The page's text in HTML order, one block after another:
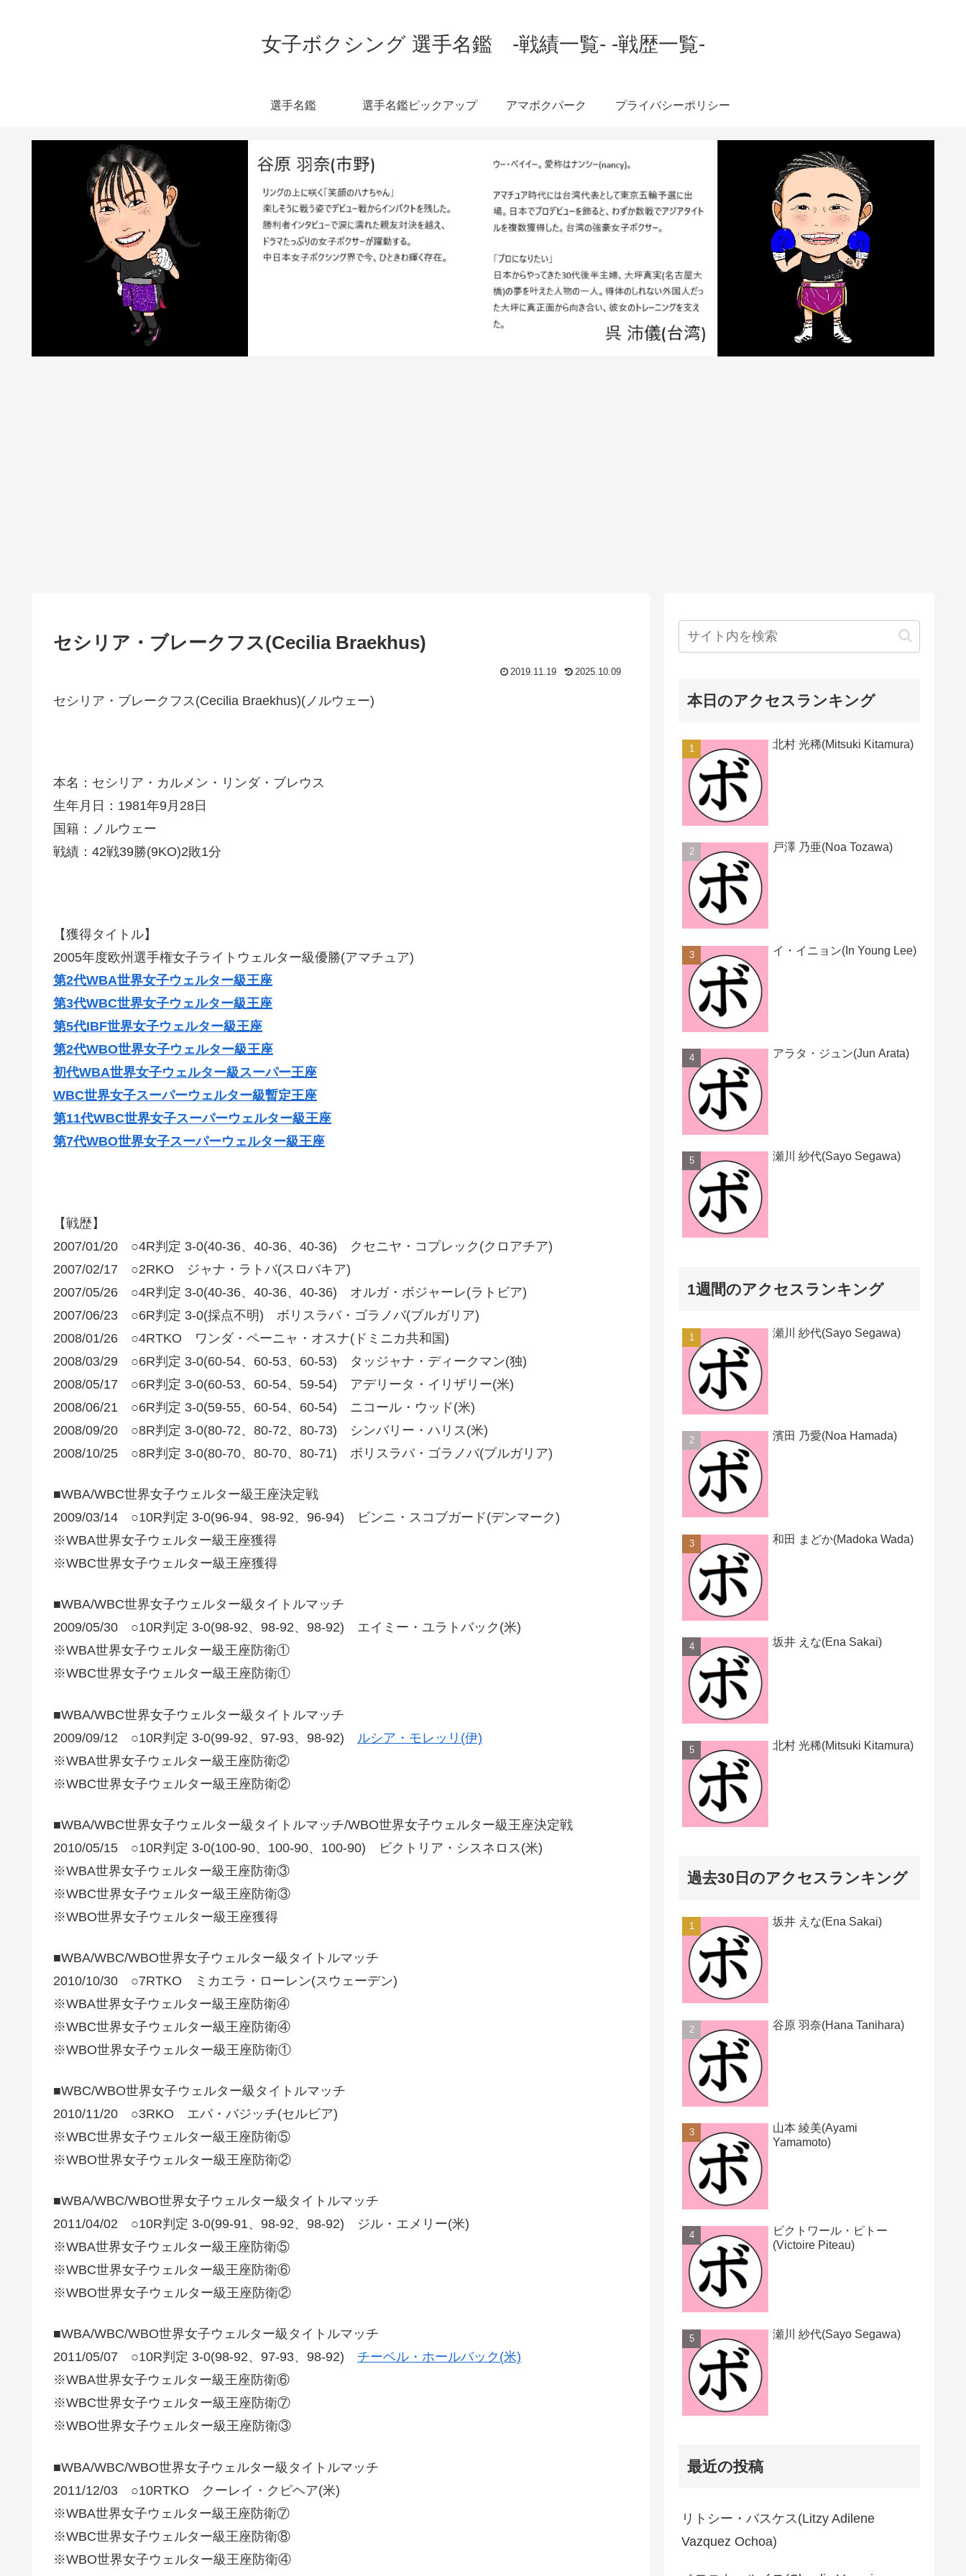
女子ボクシング 選手名鑑 -戦績一覧- -戦歴一覧-
選手名鑑 選手名鑑ピックアップ アマボクパーク プライバシーポリシー
セシリア・ブレークフス(Cecilia Braekhus)
2019.11.19 2025.10.09
セシリア・ブレークフス(Cecilia Braekhus)(ノルウェー)
本名：セシリア・カルメン・リンダ・ブレウス
生年月日：1981年9月28日
国籍：ノルウェー
戦績：42戦39勝(9KO)2敗1分
【獲得タイトル】
2005年度欧州選手権女子ライトウェルター級優勝(アマチュア)
第2代WBA世界女子ウェルター級王座
第3代WBC世界女子ウェルター級王座
第5代IBF世界女子ウェルター級王座
第2代WBO世界女子ウェルター級王座
初代WBA世界女子ウェルター級スーパー王座
WBC世界女子スーパーウェルター級暫定王座
第11代WBC世界女子スーパーウェルター級王座
第7代WBO世界女子スーパーウェルター級王座
【戦歴】
2007/01/20 ○4R判定 3-0(40-36、40-36、40-36) クセニヤ・コプレック(クロアチア)
2007/02/17 ○2RKO ジャナ・ラトバ(スロバキア)
2007/05/26 ○4R判定 3-0(40-36、40-36、40-36) オルガ・ボジャーレ(ラトビア)
2007/06/23 ○6R判定 3-0(採点不明) ボリスラバ・ゴラノバ(ブルガリア)
2008/01/26 ○4RTKO ワンダ・ペーニャ・オスナ(ドミニカ共和国)
2008/03/29 ○6R判定 3-0(60-54、60-53、60-53) タッジャナ・ディークマン(独)
2008/05/17 ○6R判定 3-0(60-53、60-54、59-54) アデリータ・イリザリー(米)
2008/06/21 ○6R判定 3-0(59-55、60-54、60-54) ニコール・ウッド(米)
2008/09/20 ○8R判定 3-0(80-72、80-72、80-73) シンバリー・ハリス(米)
2008/10/25 ○8R判定 3-0(80-70、80-70、80-71) ボリスラバ・ゴラノバ(ブルガリア)
■WBA/WBC世界女子ウェルター級王座決定戦
2009/03/14 ○10R判定 3-0(96-94、98-92、96-94) ビンニ・スコブガード(デンマーク)
※WBA世界女子ウェルター級王座獲得
※WBC世界女子ウェルター級王座獲得
■WBA/WBC世界女子ウェルター級タイトルマッチ
2009/05/30 ○10R判定 3-0(98-92、98-92、98-92) エイミー・ユラトバック(米)
※WBA世界女子ウェルター級王座防衛①
※WBC世界女子ウェルター級王座防衛①
■WBA/WBC世界女子ウェルター級タイトルマッチ
2009/09/12 ○10R判定 3-0(99-92、97-93、98-92) ルシア・モレッリ(伊)
※WBA世界女子ウェルター級王座防衛②
※WBC世界女子ウェルター級王座防衛②
■WBA/WBC世界女子ウェルター級タイトルマッチ/WBO世界女子ウェルター級王座決定戦
2010/05/15 ○10R判定 3-0(100-90、100-90、100-90) ビクトリア・シスネロス(米)
※WBA世界女子ウェルター級王座防衛③
※WBC世界女子ウェルター級王座防衛③
※WBO世界女子ウェルター級王座獲得
■WBA/WBC/WBO世界女子ウェルター級タイトルマッチ
2010/10/30 ○7RTKO ミカエラ・ローレン(スウェーデン)
※WBA世界女子ウェルター級王座防衛④
※WBC世界女子ウェルター級王座防衛④
※WBO世界女子ウェルター級王座防衛①
■WBC/WBO世界女子ウェルター級タイトルマッチ
2010/11/20 ○3RKO エバ・バジッチ(セルビア)
※WBC世界女子ウェルター級王座防衛⑤
※WBO世界女子ウェルター級王座防衛②
■WBA/WBC/WBO世界女子ウェルター級タイトルマッチ
2011/04/02 ○10R判定 3-0(99-91、98-92、98-92) ジル・エメリー(米)
※WBA世界女子ウェルター級王座防衛⑤
※WBC世界女子ウェルター級王座防衛⑥
※WBO世界女子ウェルター級王座防衛②
■WBA/WBC/WBO世界女子ウェルター級タイトルマッチ
2011/05/07 ○10R判定 3-0(98-92、97-93、98-92) チーベル・ホールバック(米)
※WBA世界女子ウェルター級王座防衛⑥
※WBC世界女子ウェルター級王座防衛⑦
※WBO世界女子ウェルター級王座防衛③
■WBA/WBC/WBO世界女子ウェルター級タイトルマッチ
2011/12/03 ○10RTKO クーレイ・クピヘア(米)
※WBA世界女子ウェルター級王座防衛⑦
※WBC世界女子ウェルター級王座防衛⑧
※WBO世界女子ウェルター級王座防衛④
本日のアクセスランキング
北村 光稀(Mitsuki Kitamura)
戸澤 乃亜(Noa Tozawa)
イ・イニョン(In Young Lee)
アラタ・ジュン(Jun Arata)
瀬川 紗代(Sayo Segawa)
1週間のアクセスランキング
瀬川 紗代(Sayo Segawa)
濱田 乃愛(Noa Hamada)
和田 まどか(Madoka Wada)
坂井 えな(Ena Sakai)
北村 光稀(Mitsuki Kitamura)
過去30日のアクセスランキング
坂井 えな(Ena Sakai)
谷原 羽奈(Hana Tanihara)
山本 綾美(Ayami
Yamamoto)
ビクトワール・ピトー
(Victoire Piteau)
瀬川 紗代(Sayo Segawa)
最近の投稿
リトシー・バスケス(Litzy Adilene
Vazquez Ochoa)